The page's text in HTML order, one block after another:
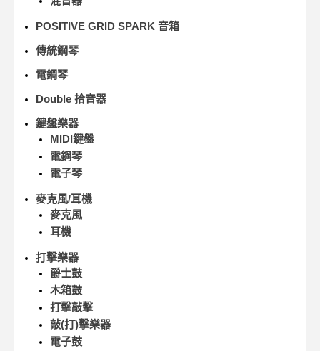
POSITIVE GRID SPARK 音箱
傳統鋼琴
電鋼琴
Double 拾音器
鍵盤樂器
MIDI鍵盤
電鋼琴
電子琴
麥克風/耳機
麥克風
耳機
打擊樂器
爵士鼓
木箱鼓
打擊敲擊
敲(打)擊樂器
電子鼓